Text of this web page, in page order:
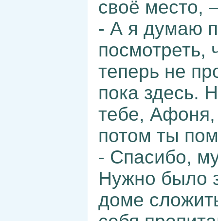
своё место,
- А я думаю
посмотреть,
теперь не
пока здесь.
тебе, Афоня,
потом ты
- Спасибо,
Нужно было
доме